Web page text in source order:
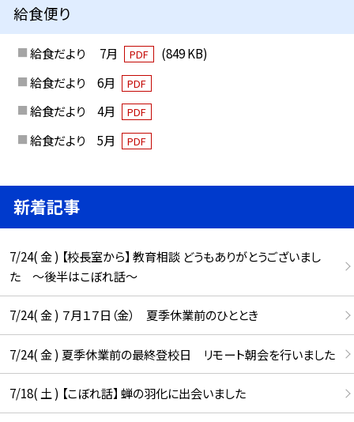
給食便り
給食だより 7月 PDF
(849 KB)
給食だより 6月
PDF
給食だより 4月 PDF
給食だより 5月 PDF
新着記事
7/24( 金 ) 【校長室から】 教育相談 どうもありがとうございまし
た ～後半はこぼれ話～
7/24( 金 ) ７月１７日（金） 夏季休業前のひととき
7/24( 金 ) 夏季休業前の最終登校日 リモート朝会を行いました
7/18( 土 ) 【こぼれ話】 蝉の羽化に出会いました